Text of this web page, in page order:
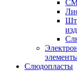
Слюдопласты